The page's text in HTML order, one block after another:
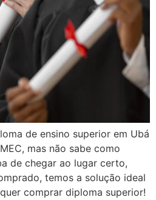
de ensino superior em Ubá
mas não sabe como
de chegar ao lugar certo,
temos a solução ideal
comprar diploma superior!